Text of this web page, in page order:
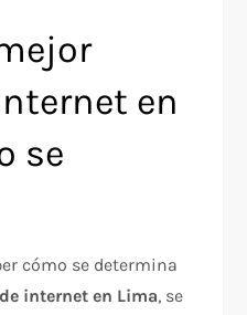
en
se
cómo se determina
internet en Lima, se